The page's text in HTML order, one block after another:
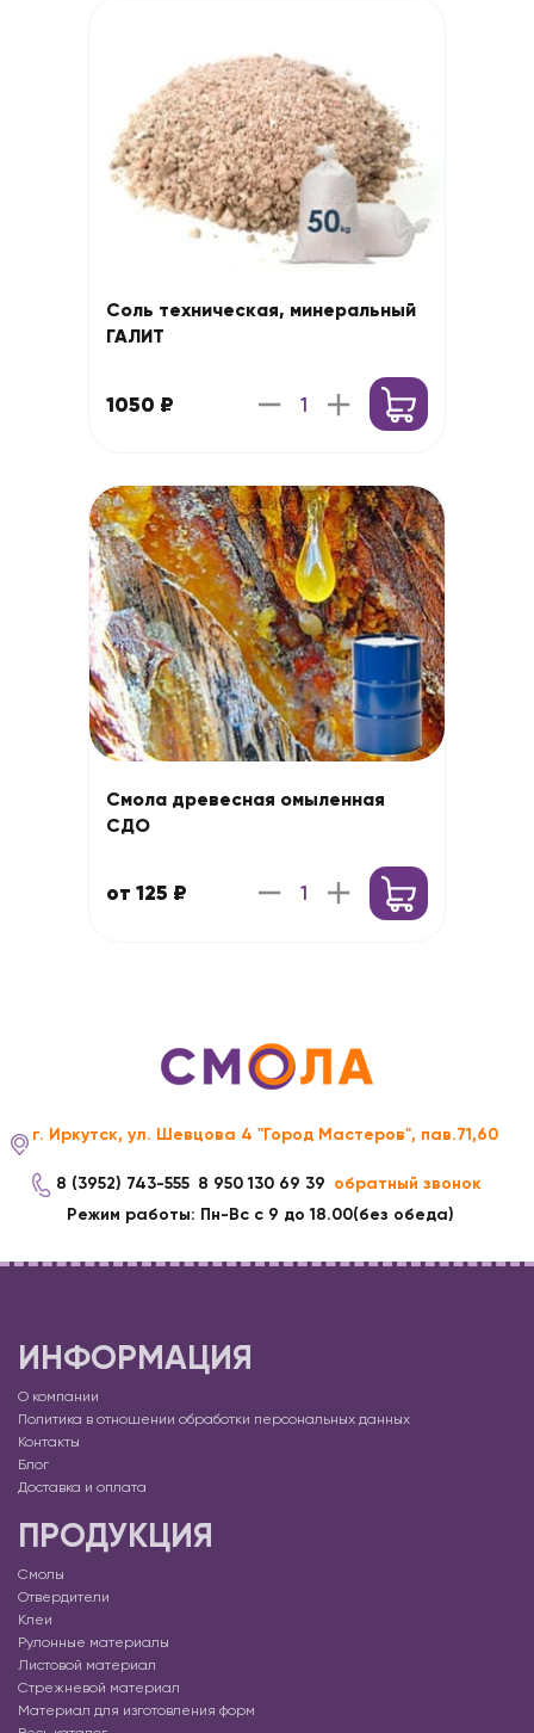
Соль техническая, минеральный
ГАЛИТ
1050 ₽
Смола древесная омыленная
СДО
от 125 ₽
г. Иркутск, ул. Шевцова 4 "Город Мастеров", пав.71,60
8 (3952) 743-555 8 950 130 69 39 обратный звонок
Режим работы: Пн-Вс с 9 до 18.00(без обеда)
ИНФОРМАЦИЯ
О компании
Политика в отношении обработки персональных данных
Контакты
Блог
Доставка и оплата
ПРОДУКЦИЯ
Смолы
Отвердители
Клеи
Рулонные материалы
Листовой материал
Стрежневой материал
Материал для изготовления форм